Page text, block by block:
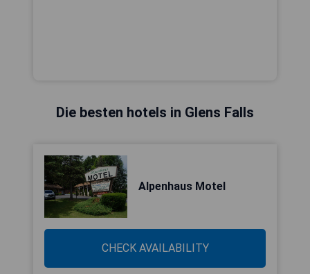
Die besten hotels in Glens Falls
Alpenhaus Motel
CHECK AVAILABILITY